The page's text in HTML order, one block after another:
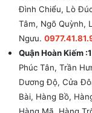
Đình Chiểu, Lò
Tâm, Ngõ Quỳnh,
Ngưu.
Quận Hoàn Kiếm :1
Phúc Tân, Trần
Dương Độ, Cửa
Bài, Hàng Bồ,
Hàng Mã, Hàng